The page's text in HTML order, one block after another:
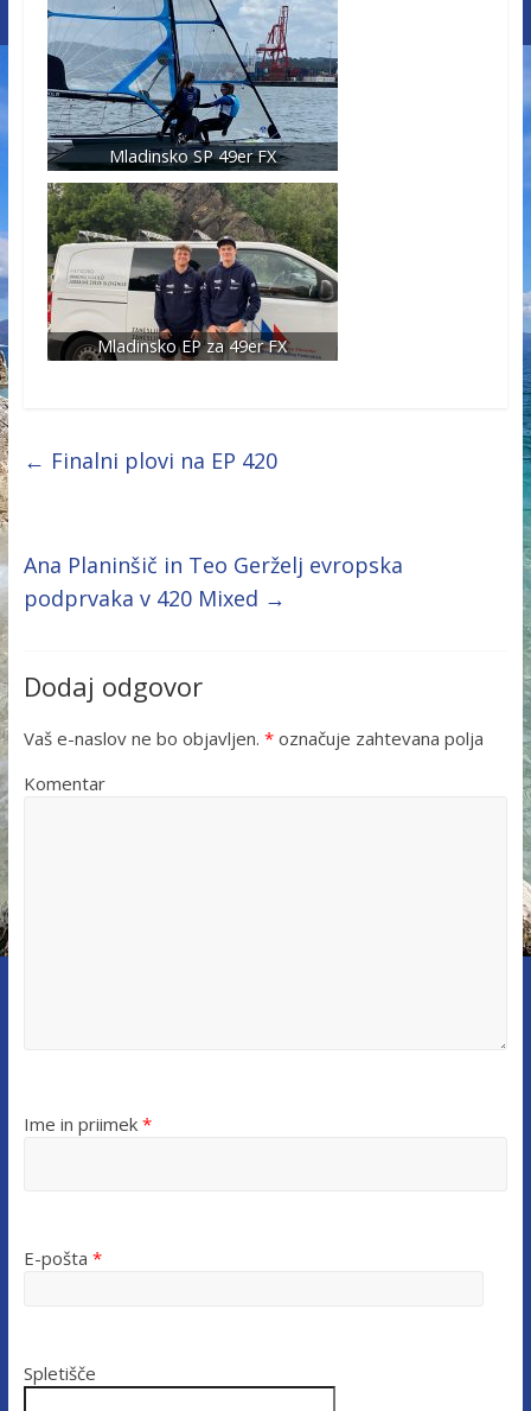
Mladinsko SP 49er FX
Mladinsko EP za 49er FX
← Finalni plovi na EP 420
Ana Planinšič in Teo Gerželj evropska
podprvaka v 420 Mixed →
Dodaj odgovor
Vaš e-naslov ne bo objavljen. *označuje zahtevana polja
Komentar
Ime in priimek *
E-pošta *
Spletišče